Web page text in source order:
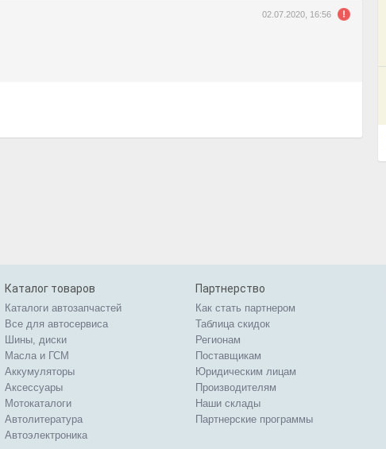
02.07.2020, 16:56
Каталог товаров
Каталоги автозапчастей
Все для автосервиса
Шины, диски
Масла и ГСМ
Аккумуляторы
Аксессуары
Мотокаталоги
Автолитература
Автоэлектроника
Партнерство
Как стать партнером
Таблица скидок
Регионам
Поставщикам
Юридическим лицам
Производителям
Наши склады
Партнерские программы